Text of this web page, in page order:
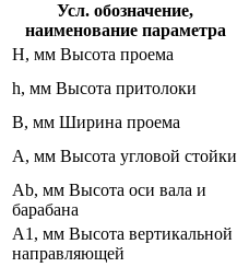
Усл. обозначение,
наименование параметра
H, мм Высота проема
h, мм Высота притолоки
B, мм Ширина проема
A, мм Высота угловой стойки
Ab, мм Высота оси вала и
барабана
A1, мм Высота вертикальной
направляющей